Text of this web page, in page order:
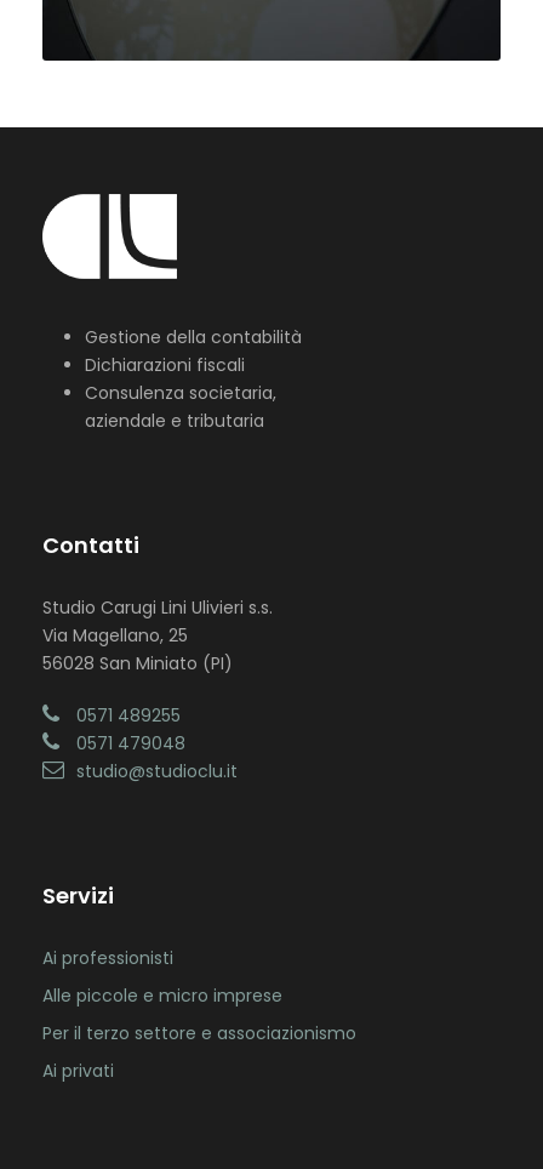
Gestione della contabilità
Dichiarazioni fiscali
Consulenza societaria,
aziendale e tributaria
Contatti
Studio Carugi Lini Ulivieri s.s.
Via Magellano, 25
56028 San Miniato (PI)
0571 489255
0571 479048
studio@studioclu.it
Servizi
Ai professionisti
Alle piccole e micro imprese
Per il terzo settore e associazionismo
Ai privati